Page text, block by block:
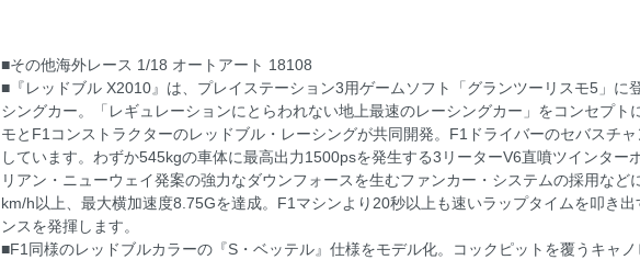
■その他海外レース 1/18 オートアート 18108
■『レッドブル X2010』は、プレイステーション3用ゲームソフト「グランツーリスモ5」に
シングカー。「レギュレーションにとらわれない地上最速のレーシングカー」をコンセプト
モとF1コンストラクターのレッドブル・レーシングが共同開発。F1ドライバーのセバスチ
しています。わずか545kgの車体に最高出力1500psを発生する3リーターV6直噴ツインター
リアン・ニューウェイ発案の強力なダウンフォースを生むファンカー・システムの採用など
km/h以上、最大横加速度8.75Gを達成。F1マシンより20秒以上も速いラップタイムを叩き
ンスを発揮します。
■F1同様のレッドブルカラーの『S・ベッテル』仕様をモデル化。コックピットを覆うキャ